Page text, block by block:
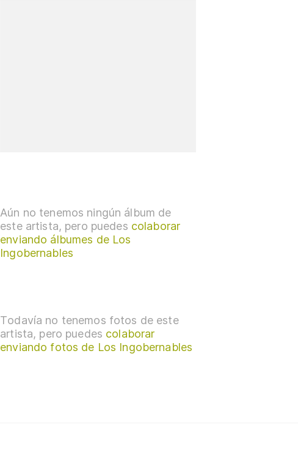
Aún no tenemos ningún álbum de
este artista, pero puedes colaborar
enviando álbumes de Los
Ingobernables
Todavía no tenemos fotos de este
artista, pero puedes colaborar
enviando fotos de Los Ingobernables